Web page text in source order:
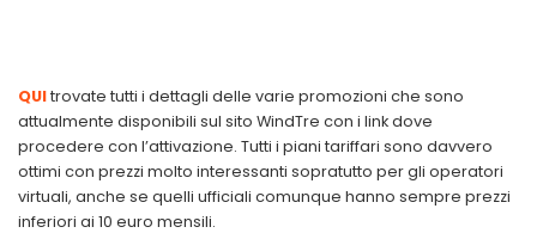
QUItrovate tutti i dettagli delle varie promozioni che sono
attualmente disponibili sul sito WindTre con i link dove
procedere con l’attivazione. Tutti i piani tariffari sono davvero
ottimi con prezzi molto interessanti sopratutto per gli operatori
virtuali, anche se quelli ufficiali comunque hanno sempre prezzi
inferiori ai 10 euro mensili.